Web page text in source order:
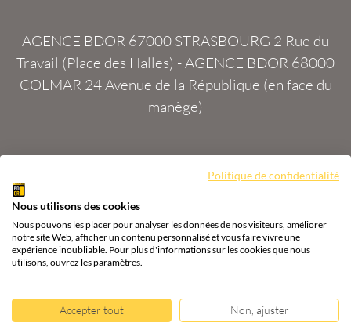
AGENCE BDOR 67000 STRASBOURG 2 Rue du
Travail (Place des Halles) -AGENCE BDOR 68000
COLMAR24 Avenue de la République (en face du
manège)
Tous droits réservés Agence BDOR ®
Cours or, achat
& vente or, argent
Politique de confidentialité
Nous utilisons des cookies
Nous pouvons les placer pour analyser les données de nos visiteurs, améliorer
notre site Web, afficher un contenu personnalisé et vous faire vivre une
expérience inoubliable. Pour plus d'informations sur les cookies que nous
utilisons, ouvrez les paramètres.
Accepter tout Non, ajuster